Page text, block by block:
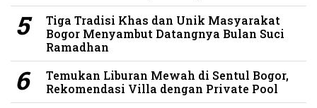
Tiga Tradisi Khas dan Unik Masyarakat
Bogor Menyambut Datangnya Bulan Suci
Ramadhan
Temukan Liburan Mewah di Sentul Bogor,
Rekomendasi Villa dengan Private Pool